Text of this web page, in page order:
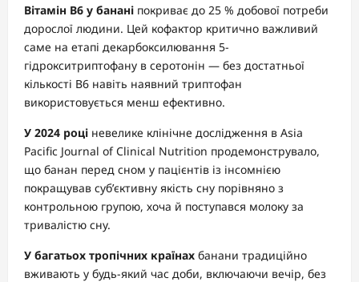
Вітамін B6 у банані покриває до 25 % добової потреби
дорослої людини. Цей кофактор критично важливий
саме на етапі декарбоксилювання 5-
гідрокситриптофану в серотонін — без достатньої
кількості B6 навіть наявний триптофан
використовується менш ефективно.
У 2024 році невелике клінічне дослідження в Asia
Pacific Journal of Clinical Nutrition продемонструвало,
що банан перед сном у пацієнтів із інсомнією
покращував суб’єктивну якість сну порівняно з
контрольною групою, хоча й поступався молоку за
тривалістю сну.
У багатьох тропічних країнах банани традиційно
вживають у будь-який час доби, включаючи вечір, без